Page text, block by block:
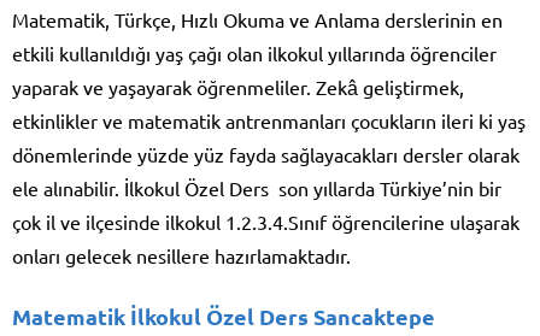
Matematik, Türkçe, Hızlı Okuma ve Anlama derslerinin en
etkili kullanıldığı yaş çağı olan ilkokul yıllarında öğrenciler
yaparak ve yaşayarak öğrenmeliler. Zekâ geliştirmek,
etkinlikler ve matematik antrenmanları çocukların ileri ki yaş
dönemlerinde yüzde yüz fayda sağlayacakları dersler olarak
ele alınabilir. İlkokul Özel Ders son yıllarda Türkiye’nin bir
çok il ve ilçesinde ilkokul 1.2.3.4.Sınıf öğrencilerine ulaşarak
onları gelecek nesillere hazırlamaktadır.
Matematik İlkokul Özel Ders Sancaktepe